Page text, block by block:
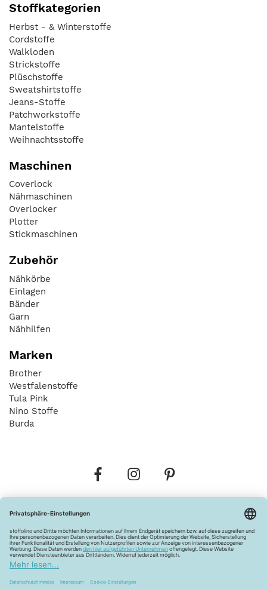
Stoffkategorien
Herbst - & Winterstoffe
Cordstoffe
Walkloden
Strickstoffe
Plüschstoffe
Sweatshirtstoffe
Jeans-Stoffe
Patchworkstoffe
Mantelstoffe
Weihnachtsstoffe
Maschinen
Coverlock
Nähmaschinen
Overlocker
Plotter
Stickmaschinen
Zubehör
Nähkörbe
Einlagen
Bänder
Garn
Nähhilfen
Marken
Brother
Westfalenstoffe
Tula Pink
Nino Stoffe
Burda
Widerrufsbelehrung Vertrag widerrufen
Barrierefreiheitserklärung